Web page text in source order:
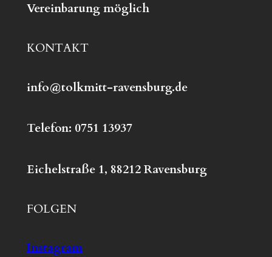
Vereinbarung möglich
KONTAKT
info@tolkmitt-ravensburg.de
Telefon: 0751 13937
Eichelstraße 1, 88212 Ravensburg
FOLGEN
Instagram